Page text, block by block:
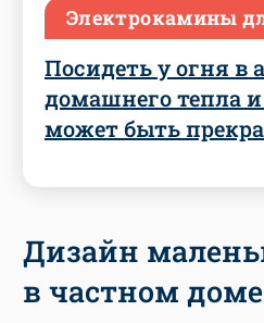
Электрокамины
Посидеть у огня в
домашнего тепла
может быть
Дизайн
в частном доме